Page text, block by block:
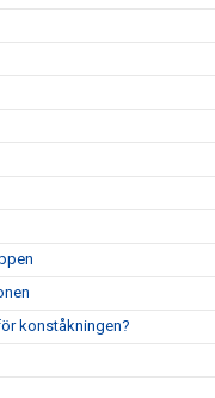
konståkningen?